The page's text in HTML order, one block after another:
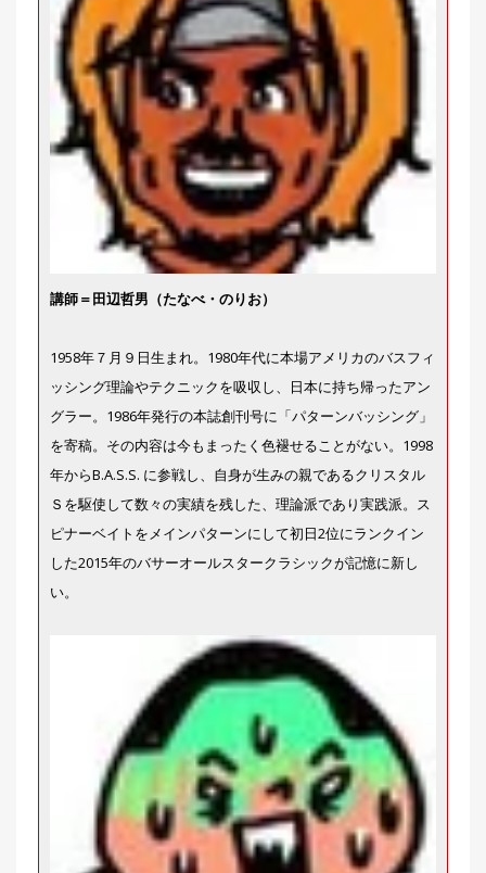
講師＝田辺哲男（たなべ・のりお）
1958年７月９日生まれ。1980年代に本場アメリカのバスフィ
ッシング理論やテクニックを吸収し、日本に持ち帰ったアン
グラー。1986年発行の本誌創刊号に「パターンバッシング」
を寄稿。その内容は今もまったく色褪せることがない。1998
年からB.A.S.S. に参戦し、自身が生みの親であるクリスタル
Ｓを駆使して数々の実績を残した、理論派であり実践派。ス
ピナーベイトをメインパターンにして初日2位にランクイン
した2015年のバサーオールスタークラシックが記憶に新し
い。
Basser （バ
ス釣り）
Northanglers （北
つ
ブ
ロ
グ
お